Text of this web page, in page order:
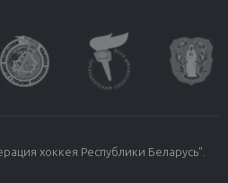
хоккея Республики Беларусь".